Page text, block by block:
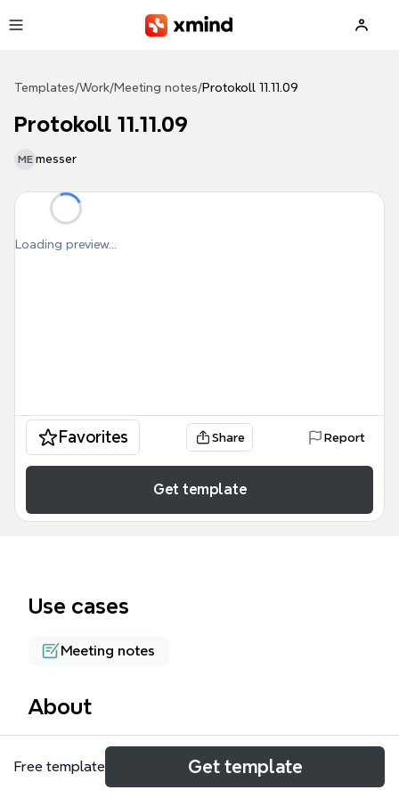
Templates/Work/Meeting notes/Protokoll 11.11.09
Protokoll 11.11.09
ME messer
Loading preview...
Favorites Share Report
Get template
Use cases
Meeting notes
About
Das Protokoll 11.11.09 ist eine detaillierte
Sitzungsnotiz-Vorlage für Xmind, die 44 Knoten
umfasst und speziell für die Nachbereitung von
Free template Get template